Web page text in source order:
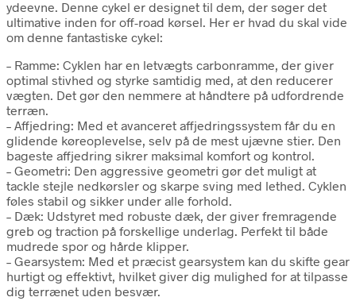
ydeevne. Denne cykel er designet til dem, der søger det
ultimative inden for off-road kørsel. Her er hvad du skal vide
om denne fantastiske cykel:
– Ramme: Cyklen har en letvægts carbonramme, der giver
optimal stivhed og styrke samtidig med, at den reducerer
vægten. Det gør den nemmere at håndtere på udfordrende
terræn.
– Affjedring: Med et avanceret affjedringssystem får du en
glidende køreoplevelse, selv på de mest ujævne stier. Den
bageste affjedring sikrer maksimal komfort og kontrol.
– Geometri: Den aggressive geometri gør det muligt at
tackle stejle nedkørsler og skarpe sving med lethed. Cyklen
føles stabil og sikker under alle forhold.
– Dæk: Udstyret med robuste dæk, der giver fremragende
greb og traction på forskellige underlag. Perfekt til både
mudrede spor og hårde klipper.
– Gearsystem: Med et præcist gearsystem kan du skifte gear
hurtigt og effektivt, hvilket giver dig mulighed for at tilpasse
dig terrænet uden besvær.